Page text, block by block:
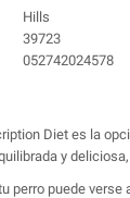
Hills
39723
052742024578
Diet es la
y
perro puede